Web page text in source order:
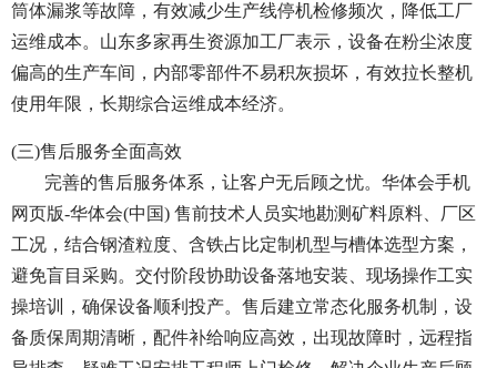
筒体漏浆等故障，有效减少生产线停机检修频次，降低工厂
运维成本。山东多家再生资源加工厂表示，设备在粉尘浓度
偏高的生产车间，内部零部件不易积灰损坏，有效拉长整机
使用年限，长期综合运维成本经济。
(三)售后服务全面高效
完善的售后服务体系，让客户无后顾之忧。华体会手机
网页版-华体会(中国) 售前技术人员实地勘测矿料原料、厂区
工况，结合钢渣粒度、含铁占比定制机型与槽体选型方案，
避免盲目采购。交付阶段协助设备落地安装、现场操作工实
操培训，确保设备顺利投产。售后建立常态化服务机制，设
备质保周期清晰，配件补给响应高效，出现故障时，远程指